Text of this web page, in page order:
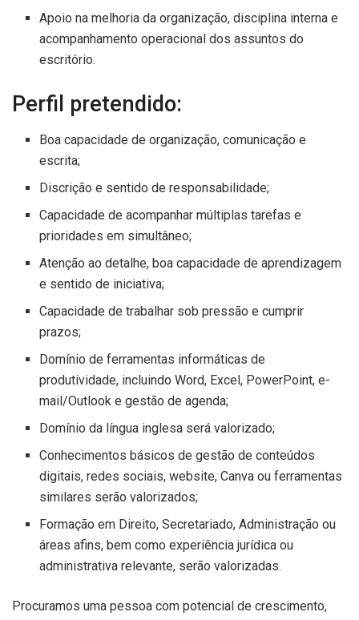
Apoio na melhoria da organização, disciplina interna e
acompanhamento operacional dos assuntos do
escritório.
Perfil pretendido:
Boa capacidade de organização, comunicação e
escrita;
Discrição e sentido de responsabilidade;
Capacidade de acompanhar múltiplas tarefas e
prioridades em simultâneo;
Atenção ao detalhe, boa capacidade de aprendizagem
e sentido de iniciativa;
Capacidade de trabalhar sob pressão e cumprir
prazos;
Domínio de ferramentas informáticas de
produtividade, incluindo Word, Excel, PowerPoint, e-
mail/Outlook e gestão de agenda;
Domínio da língua inglesa será valorizado;
Conhecimentos básicos de gestão de conteúdos
digitais, redes sociais, website, Canva ou ferramentas
similares serão valorizados;
Formação em Direito, Secretariado, Administração ou
áreas afins, bem como experiência jurídica ou
administrativa relevante, serão valorizadas.
Procuramos uma pessoa com potencial de crescimento,